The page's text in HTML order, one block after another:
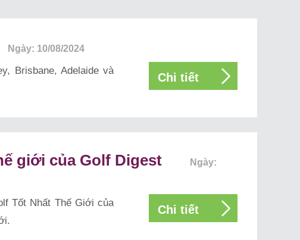
Ngày: 10/08/2024
Brisbane, Adelaide và
Chi tiết
giới của Golf Digest
Ngày:
Tốt Nhất Thế Giới của
Chi tiết